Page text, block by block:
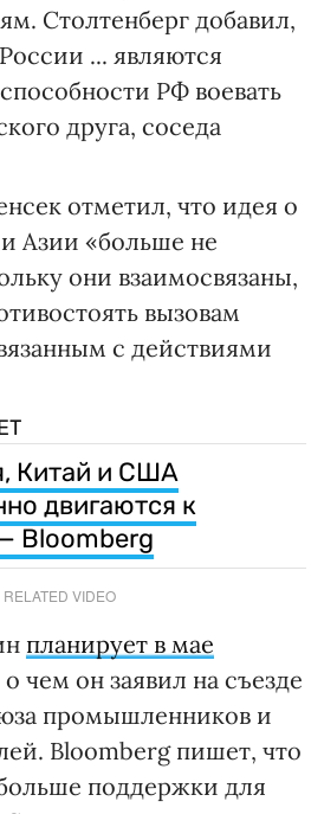
Столтенберг добавил,
... являются
РФ воевать
друга, соседа
отметил, что идея о
Азии «больше не
они взаимосвязаны,
вызовам
с действиями
Китай и США
двигаются к
Bloomberg
RELATED VIDEO
планирует в мае
о чем он заявил на съезде
промышленников и
Bloomberg пишет, что
поддержки для